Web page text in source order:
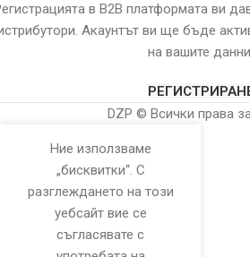
в B2B платформата ви
Акаунтът ви ще бъде
на вашите
DZP © Всички права
Ние използваме
„бисквитки“. С
разглеждането на този
уебсайт вие се
съгласявате с